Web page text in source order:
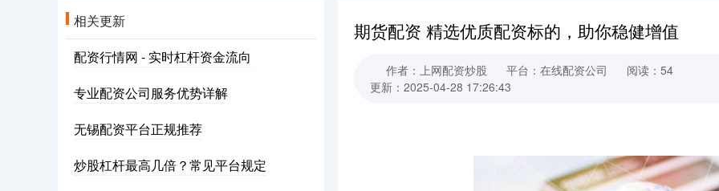
期货配资 精选优质配资标的，助你稳健增值
作者：上网配资炒股 平台：在线配资公司
阅读：54
更新：2025-04-28 17:26:43
相关更新
配资行情网 - 实时杠杆资金流向
专业配资公司服务优势详解
无锡配资平台正规推荐
炒股杠杆最高几倍？常见平台规定